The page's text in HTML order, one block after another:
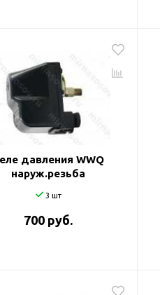
давления WWQ
наруж.резьба
3 шт
700 руб.